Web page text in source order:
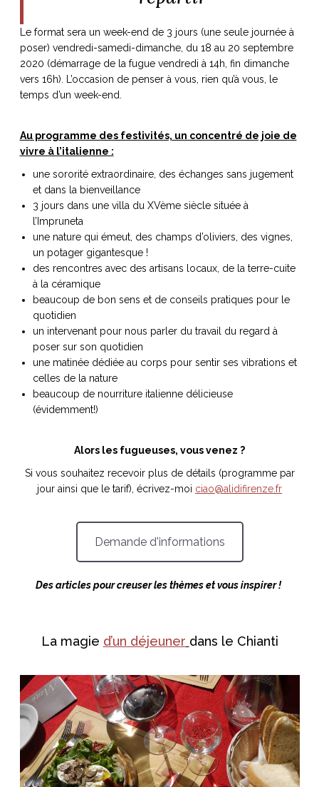
ART ET DESIGN
Le format sera un week-end de 3 jours (une seule journée à
poser) vendredi-samedi-dimanche, du 18 au 20 septembre
2020 (démarrage de la fugue vendredi à 14h, fin dimanche
vers 16h). L’occasion de penser à vous, rien qu’à vous, le
temps d’un week-end.
Au programme des festivités, un concentré de joie de
vivre à l’italienne :
une sororité extraordinaire, des échanges sans jugement
et dans la bienveillance
3 jours dans une villa du XVème siècle située à
l’Impruneta
une nature qui émeut, des champs d’oliviers, des vignes,
un potager gigantesque !
des rencontres avec des artisans locaux, de la terre-cuite
à la céramique
beaucoup de bon sens et de conseils pratiques pour le
quotidien
un intervenant pour nous parler du travail du regard à
poser sur son quotidien
une matinée dédiée au corps pour sentir ses vibrations et
celles de la nature
beaucoup de nourriture italienne délicieuse
(évidemment!)
Alors les fugueuses, vous venez ?
Si vous souhaitez recevoir plus de détails (programme par
jour ainsi que le tarif), écrivez-moi ciao@alidifirenze.fr
Demande d'informations
Des articles pour creuser les thèmes et vous inspirer !
La magie d’un déjeuner dans le Chianti